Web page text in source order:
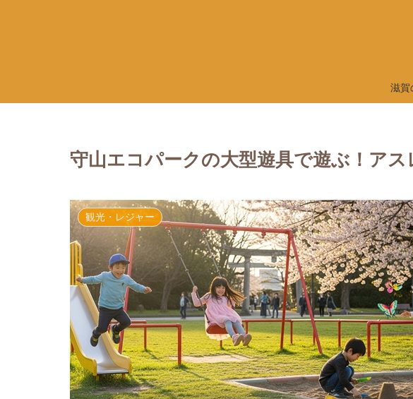
滋賀
守山エコパークの大型遊具で遊ぶ！ア
観光・レジャー